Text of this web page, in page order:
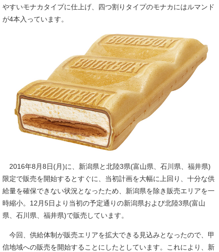
やすいモナカタイプに仕上げ、四つ割りタイプのモナカにはルマンド
が4本入っています。
2016年8月8日(月)に、新潟県と北陸3県(富山県、石川県、福井県)
限定で販売を開始するとすぐに、当初計画を大幅に上回り、十分な供
給量を確保できない状況となったため、新潟県を除き販売エリアを一
時縮小。12月5日より当初の予定通りの新潟県および北陸3県(富山
県、石川県、福井県)で販売しています。
今回、供給体制が販売エリアを拡大できる見込みとなったので、甲
信地域への販売を開始することにしたとしています。これにより、新